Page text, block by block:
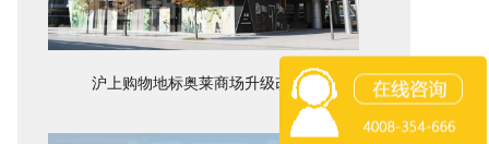
沪上购物地标奥莱商场升级改造项目